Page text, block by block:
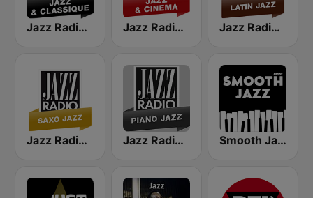
Jazz Radio Jazz & Classique Jazz Radio Jazz & Cinema Jazz Radio Latin Jazz
Jazz Radio Saxo Jazz Jazz Radio Piano Jazz Smooth Jazz - Groov